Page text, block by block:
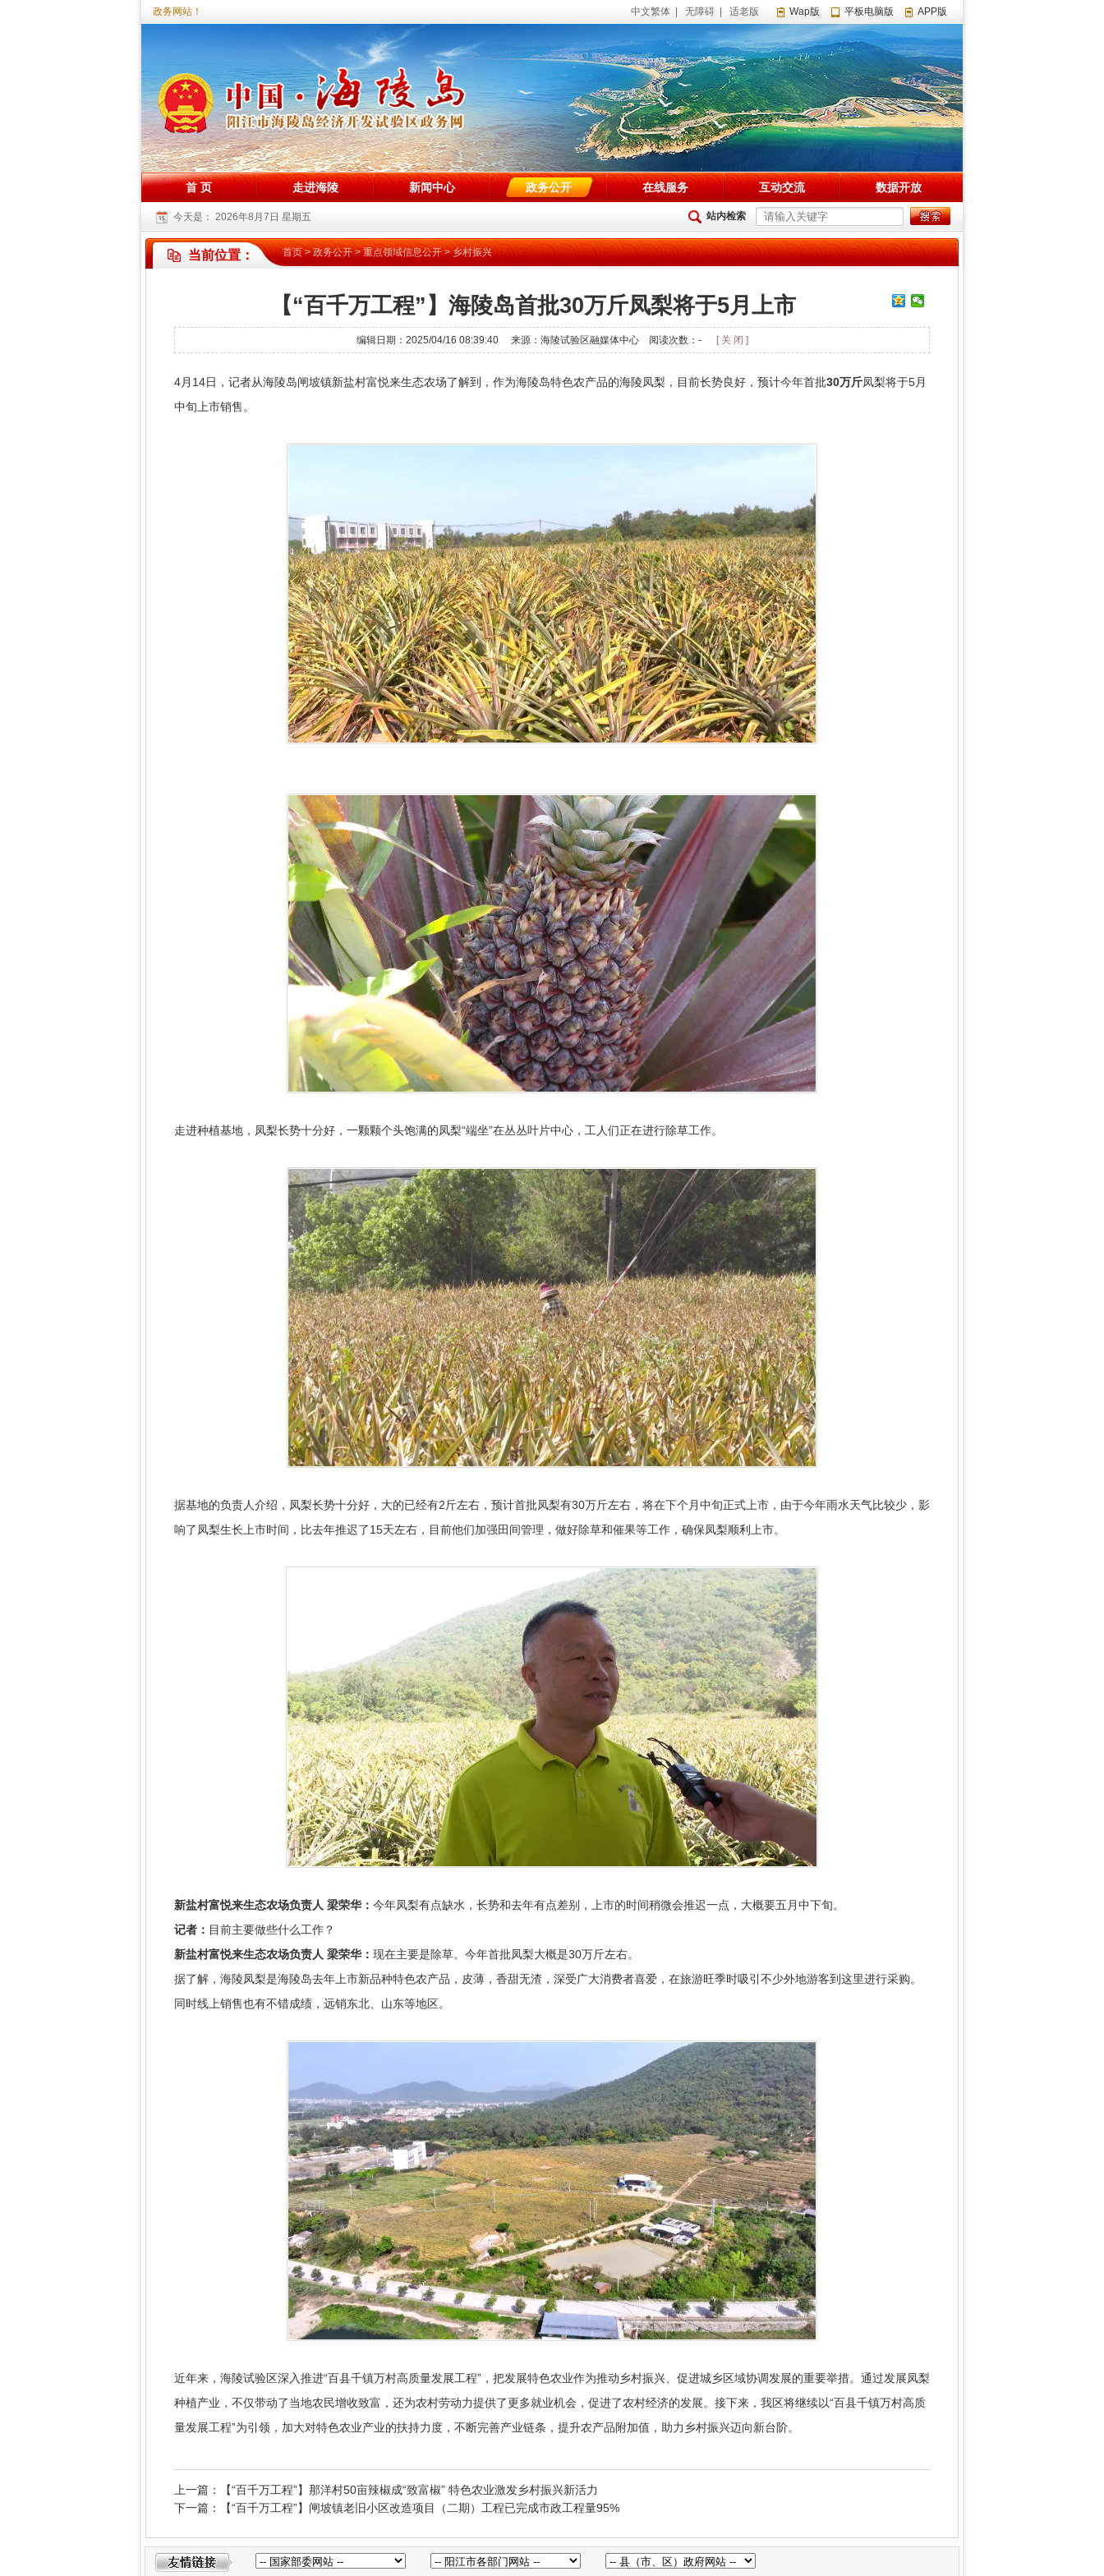
您好，欢迎访问海陵试验区政务网站！ 中文繁体 无障碍 适老版 Wap版 平板电脑版 APP版
首 页 走进海陵 新闻中心 政务公开 在线服务 互动交流 数据开放
今天是： 2026年8月7日 星期五 站内检索
当前位置： 首页>政务公开>重点领域信息公开>乡村振兴
【“百千万工程”】海陵岛首批30万斤凤梨将于5月上市
编辑日期：2025/04/16 08:39:40 来源：海陵试验区融媒体中心 阅读次数： - [ 关 闭 ]
4月14日，记者从海陵岛闸坡镇新盐村富悦来生态农场了解到，作为海陵岛特色农产品的海陵凤梨，目前长势良好，预计今年首批30万斤凤梨将于5月
中旬上市销售。
走进种植基地，凤梨长势十分好，一颗颗个头饱满的凤梨“端坐”在丛丛叶片中心，工人们正在进行除草工作。
据基地的负责人介绍，凤梨长势十分好，大的已经有2斤左右，预计首批凤梨有30万斤左右，将在下个月中旬正式上市，由于今年雨水天气比较少，影
响了凤梨生长上市时间，比去年推迟了15天左右，目前他们加强田间管理，做好除草和催果等工作，确保凤梨顺利上市。
新盐村富悦来生态农场负责人 梁荣华： 今年凤梨有点缺水，长势和去年有点差别，上市的时间稍微会推迟一点，大概要五月中下旬。
记者： 目前主要做些什么工作？
新盐村富悦来生态农场负责人 梁荣华： 现在主要是除草。今年首批凤梨大概是30万斤左右。
据了解，海陵凤梨是海陵岛去年上市新品种特色农产品，皮薄，香甜无渣，深受广大消费者喜爱，在旅游旺季时吸引不少外地游客到这里进行采购。
同时线上销售也有不错成绩，远销东北、山东等地区。
近年来，海陵试验区深入推进“百县千镇万村高质量发展工程”，把发展特色农业作为推动乡村振兴、促进城乡区域协调发展的重要举措。通过发展凤梨
种植产业，不仅带动了当地农民增收致富，还为农村劳动力提供了更多就业机会，促进了农村经济的发展。接下来，我区将继续以“百县千镇万村高质
量发展工程”为引领，加大对特色农业产业的扶持力度，不断完善产业链条，提升农产品附加值，助力乡村振兴迈向新台阶。
上一篇：【“百千万工程”】那洋村50亩辣椒成“致富椒” 特色农业激发乡村振兴新活力
下一篇：【“百千万工程”】闸坡镇老旧小区改造项目（二期）工程已完成市政工程量95%